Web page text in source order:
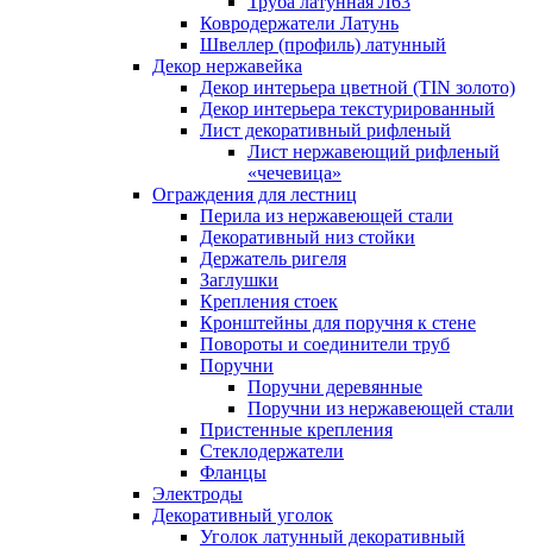
Ковродержатели Латунь
Швеллер (профиль) латунный
Декор нержавейка
Декор интерьера цветной (TIN золото)
Декор интерьера текстурированный
Лист декоративный рифленый
Лист нержавеющий рифленый
«чечевица»
Ограждения для лестниц
Перила из нержавеющей стали
Декоративный низ стойки
Держатель ригеля
Заглушки
Крепления стоек
Кронштейны для поручня к стене
Повороты и соединители труб
Поручни
Поручни деревянные
Поручни из нержавеющей стали
Пристенные крепления
Стеклодержатели
Фланцы
Электроды
Декоративный уголок
Уголок латунный декоративный